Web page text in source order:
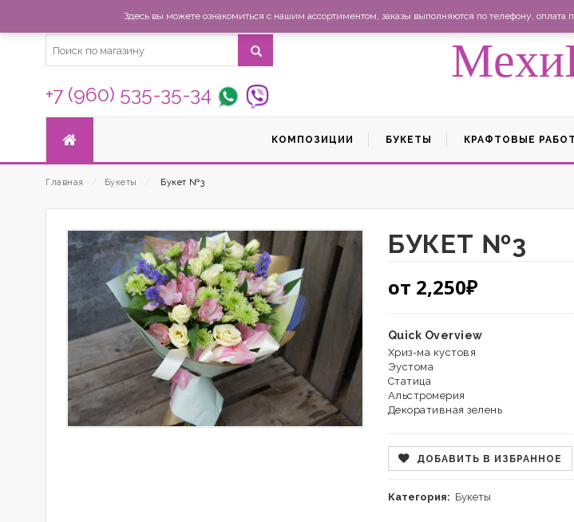
+7 (960) 535-35-34
КОМПОЗИЦИИ БУКЕТЫ КРАФТОВЫЕ
Главная Букеты Букет №3
БУКЕТ №3
от 2,250₽
Quick Overview
Хриз-ма кустовя
Эустома
Статица
Альстромерия
Декоративная зелень
ДОБАВИТЬ В ИЗБРАННОЕ
Категория: Букеты
Здесь вы можете ознакомиться с нашим ассортиментом, заказы выполняются по телефону, оплата